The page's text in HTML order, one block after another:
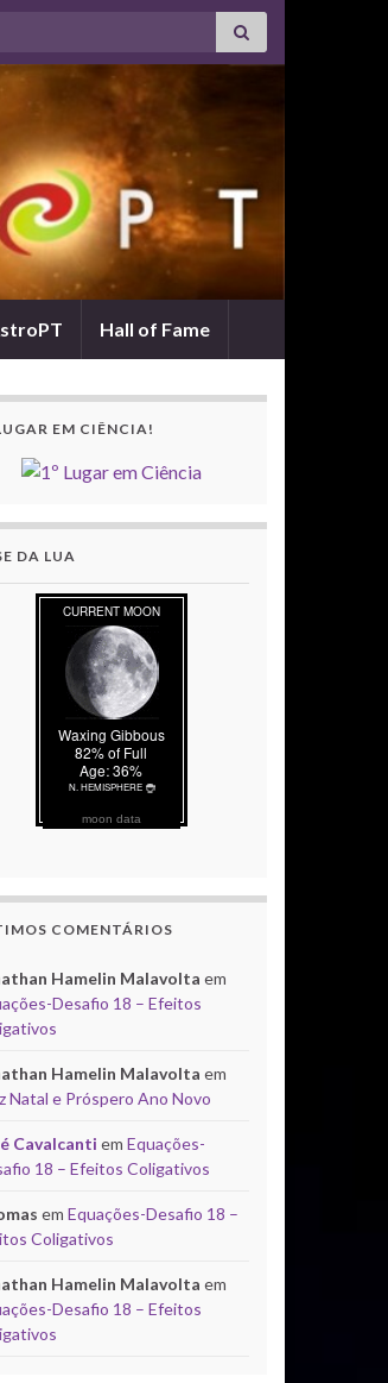
Hall of Fame
EM CIÊNCIA!
DA LUA
moon data
COMENTÁRIOS
Hamelin Malavolta em
Desafio 18 – Efeitos
Hamelin Malavolta em
Natal e Próspero Ano Novo
Cavalcanti em Equações-
18 – Efeitos Coligativos
em Equações-Desafio 18 –
Coligativos
Hamelin Malavolta em
Desafio 18 – Efeitos